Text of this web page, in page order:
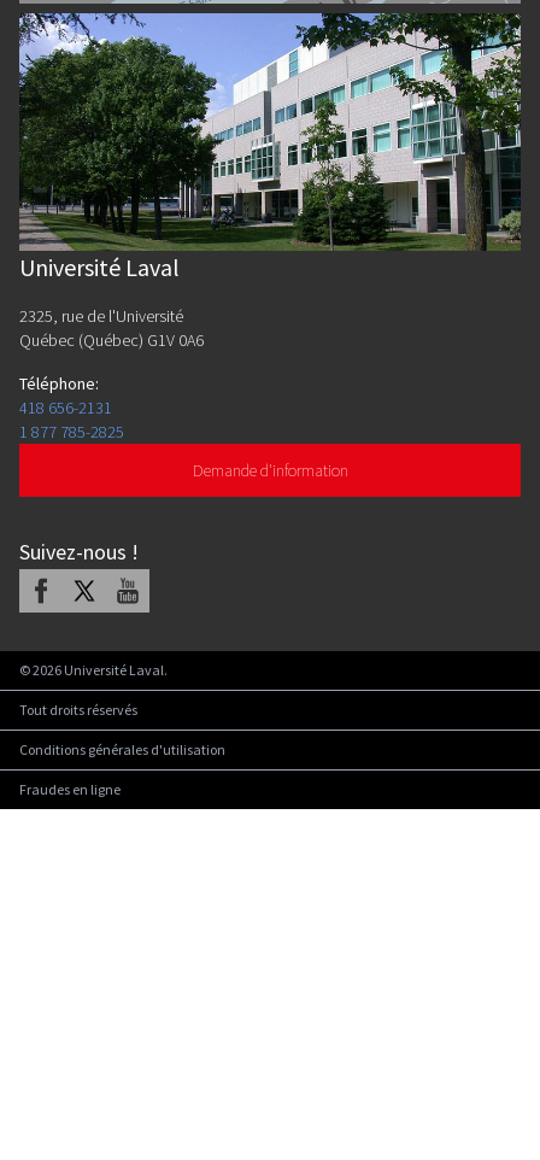
Université Laval
2325, rue de l'Université
Québec (Québec) G1V 0A6
Téléphone:
418 656-2131
1 877 785-2825
Demande d'information
Suivez-nous !
Facebook Youtube
©2026 Université Laval.
Tout droits réservés
Conditions générales d'utilisation
Fraudes en ligne